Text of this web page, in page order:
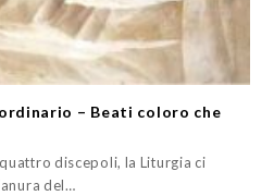
– Beati coloro che
discepoli, la Liturgia ci
del…